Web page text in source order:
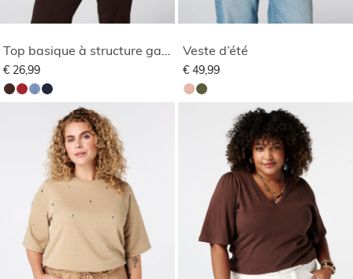
Top basique à structure gaufrée
€ 26,99
Veste d’été
€ 49,99